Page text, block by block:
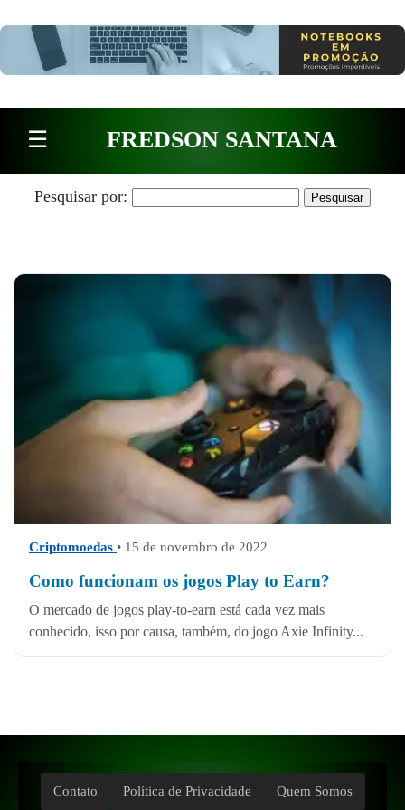
☰ FREDSON SANTANA
Pesquisar por:
Criptomoedas • 15 de novembro de 2022
Como funcionam os jogos Play to Earn?
O mercado de jogos play-to-earn está cada vez mais
conhecido, isso por causa, também, do jogo Axie Infinity...
Contato Política de Privacidade Quem Somos